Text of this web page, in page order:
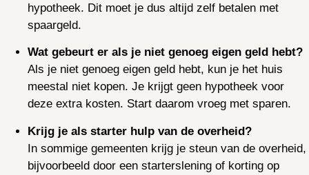
hypotheek. Dit moet je dus altijd zelf betalen met
spaargeld.
Wat gebeurt er als je niet genoeg eigen geld hebt?
Als je niet genoeg eigen geld hebt, kun je het huis
meestal niet kopen. Je krijgt geen hypotheek voor
deze extra kosten. Start daarom vroeg met sparen.
Krijg je als starter hulp van de overheid?
In sommige gemeenten krijg je steun van de overheid,
bijvoorbeeld door een starterslening of korting op